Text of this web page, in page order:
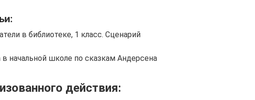
в библиотеке, 1 класс. Сценарий
в начальной школе по сказкам Андерсена
действия: